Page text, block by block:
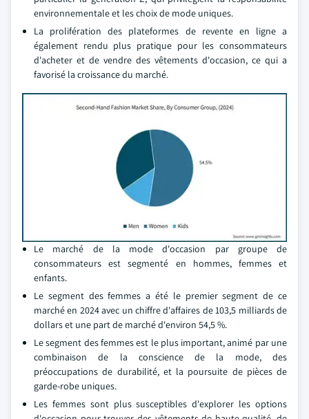
environnementale et les choix de mode uniques.
La prolifération des plateformes de revente en ligne a
également rendu plus pratique pour les consommateurs
d'acheter et de vendre des vêtements d'occasion, ce qui a
favorisé la croissance du marché.
Le marché de la mode d'occasion par groupe de
consommateurs est segmenté en hommes, femmes et
enfants.
Le segment des femmes a été le premier segment de ce
marché en 2024 avec un chiffre d'affaires de 103,5 milliards de
dollars et une part de marché d'environ 54,5 %.
Le segment des femmes est le plus important, animé par une
combinaison de la conscience de la mode, des
préoccupations de durabilité, et la poursuite de pièces de
garde-robe uniques.
Les femmes sont plus susceptibles d'explorer les options